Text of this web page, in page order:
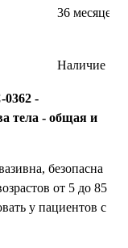
36 месяцев
Наличие
-
тела - общая и
безопасна
от 5 до 85
у пациентов с